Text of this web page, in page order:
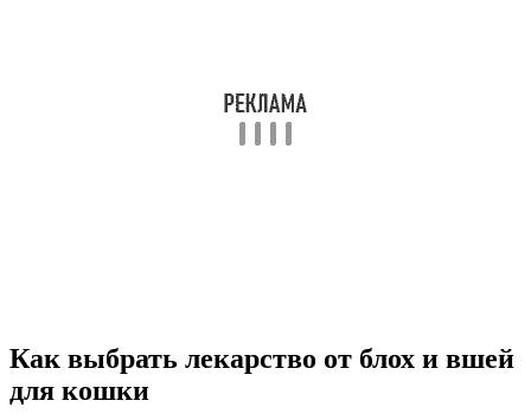
Как выбрать лекарство от блох и вшей
для кошки